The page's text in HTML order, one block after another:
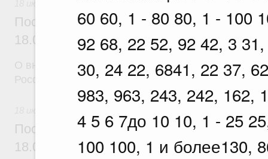
60 60, 1 - 80 80, 1 - 100
92 68, 22 52, 92 42, 3
30, 24 22, 6841, 22 37,
983, 963, 243, 242, 162,
4 5 6 7до 10 10, 1 - 25
100 100, 1 и более130,
Постановление Правительства
18.07.2026 г. № 913
О внесении изменений в некоторые акты
Российской Федерации
Постановление Правительства
18.07.2026 г. № 912